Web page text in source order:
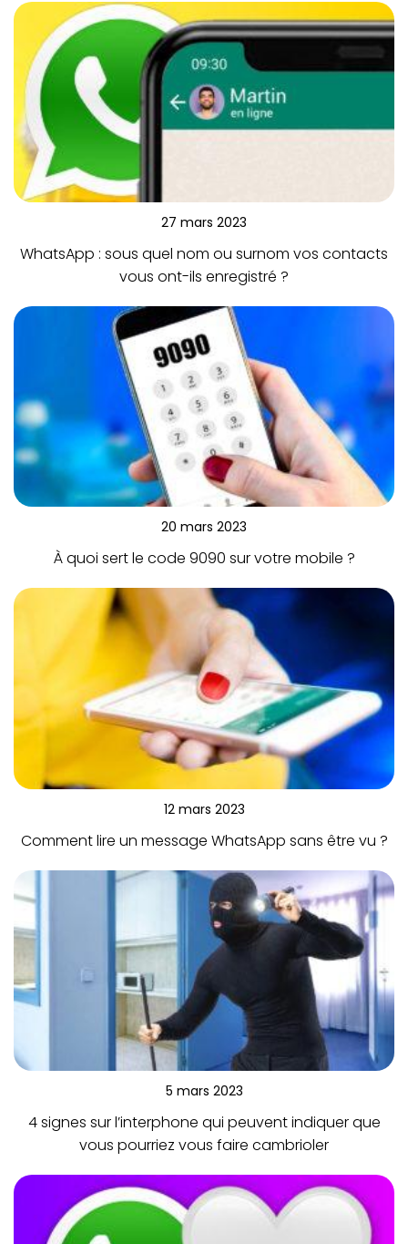
27 mars 2023
WhatsApp : sous quel nom ou surnom vos contacts
vous ont-ils enregistré ?
20 mars 2023
À quoi sert le code 9090 sur votre mobile ?
12 mars 2023
Comment lire un message WhatsApp sans être vu ?
5 mars 2023
4 signes sur l’interphone qui peuvent indiquer que
vous pourriez vous faire cambrioler